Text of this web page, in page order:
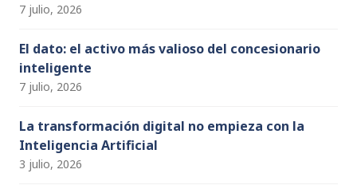
7 julio, 2026
El dato: el activo más valioso del concesionario
inteligente
7 julio, 2026
La transformación digital no empieza con la
Inteligencia Artificial
3 julio, 2026